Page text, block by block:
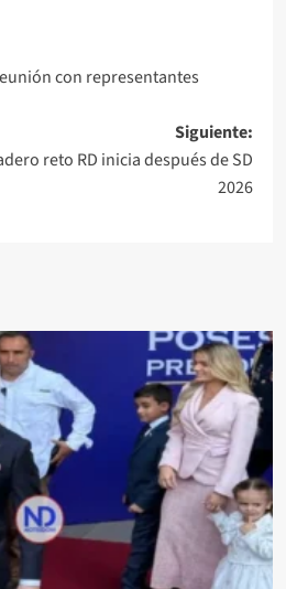
con representantes
Siguiente:
reto RD inicia después de SD
2026